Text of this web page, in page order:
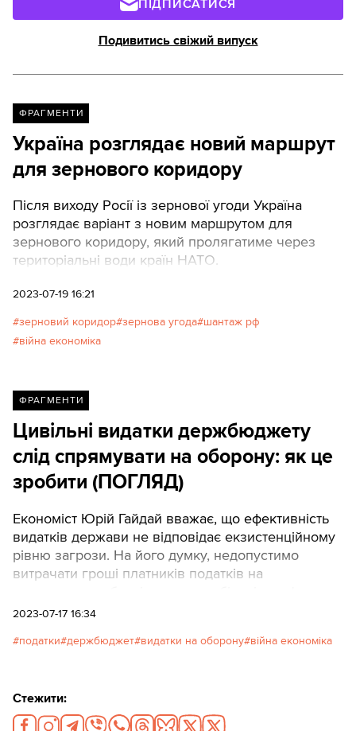
ПІДПИСАТИСЯ
Подивитись свіжий випуск
ФРАГМЕНТИ
Україна розглядає новий маршрут
для зернового коридору
Після виходу Росії із зернової угоди Україна
розглядає варіант з новим маршрутом для
зернового коридору, який пролягатиме через
територіальні води країн НАТО.
2023-07-19 16:21
зерновий коридор зернова угода шантаж рф
війна економіка
ФРАГМЕНТИ
Цивільні видатки держбюджету
слід спрямувати на оборону: як це
зробити (ПОГЛЯД)
Економіст Юрій Гайдай вважає, що ефективність
видатків держави не відповідає екзистенційному
рівню загрози. На його думку, недопустимо
витрачати гроші платників податків на
до спальних масивів, добудови музеїв, створення
зауважує, що у нас майже немає заділу для
пошуку ресурсу. Нижче пряма мова експерта.
2023-07-17 16:34
податки держбюджет видатки на оборону війна економіка
Стежити: